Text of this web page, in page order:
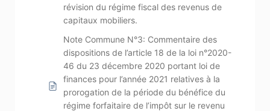
révision du régime fiscal des revenus de
capitaux mobiliers.
Note Commune N°3: Commentaire des
dispositions de l’article 18 de la loi n°2020-
46 du 23 décembre 2020 portant loi de
finances pour l’année 2021 relatives à la
prorogation de la période du bénéfice du
régime forfaitaire de l’impôt sur le revenu